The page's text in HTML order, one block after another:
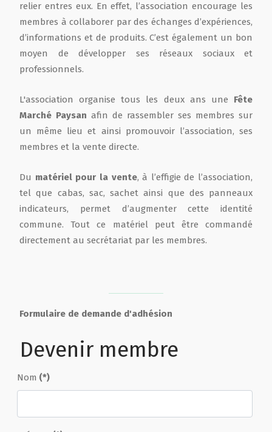
relier entres eux. En effet, l’association encourage les
membres à collaborer par des échanges d’expériences,
d’informations et de produits. C’est également un bon
moyen de développer ses réseaux sociaux et
professionnels.
L'association organise tous les deux ans une Fête
Marché Paysan afin de rassembler ses membres sur
un même lieu et ainsi promouvoir l’association, ses
membres et la vente directe.
Du matériel pour la vente, à l’effigie de l’association,
tel que cabas, sac, sachet ainsi que des panneaux
indicateurs, permet d’augmenter cette identité
commune. Tout ce matériel peut être commandé
directement au secrétariat par les membres.
Formulaire de demande d'adhésion
Devenir membre
Nom (*)